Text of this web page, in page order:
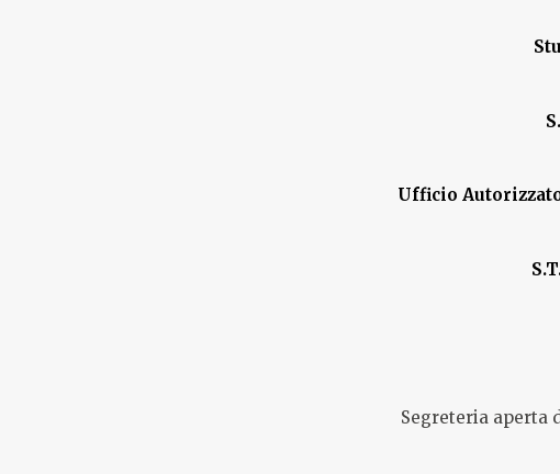
Ufficio
Segreteria aperta